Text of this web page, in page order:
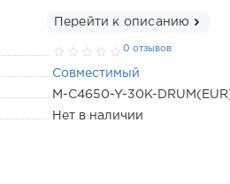
Перейти к описанию
0 отзывов
Совместимый
M-C4650-Y-30K-
Нет в наличии